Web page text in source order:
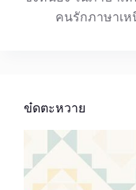
คนรักภาษาเห
ข๋ดตะหวาย